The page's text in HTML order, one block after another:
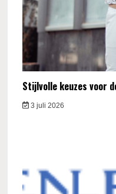
Stijlvolle keuzes voor
3 juli 2026